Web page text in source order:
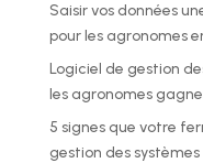
Saisir vos données
pour les agronomes
Logiciel de gestion
les agronomes
5 signes que votre
gestion des